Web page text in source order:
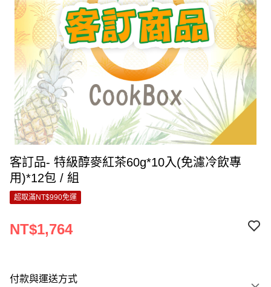
客訂品- 特級醇麥紅茶60g*10入(免濾冷飲專
用)*12包 / 組
超取滿NT$990免運
NT$1,764
付款與運送方式